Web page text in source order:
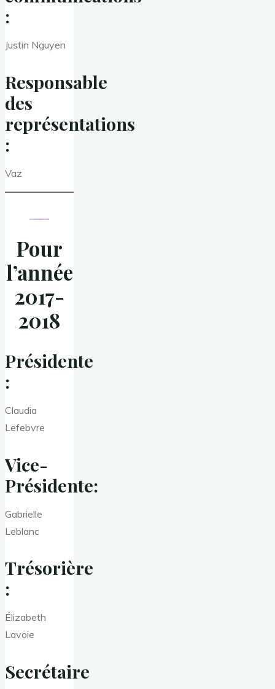
:
Justin Nguyen
Responsable
des
représentations
:
Vaz
Pour
l’année
2017-
2018
Présidente
:
Claudia
Lefebvre
Vice-
Présidente:
Gabrielle
Leblanc
Trésorière
:
Élizabeth
Lavoie
Secrétaire